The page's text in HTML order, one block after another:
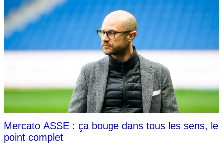
Mercato ASSE : ça bouge dans tous les sens, le
point complet